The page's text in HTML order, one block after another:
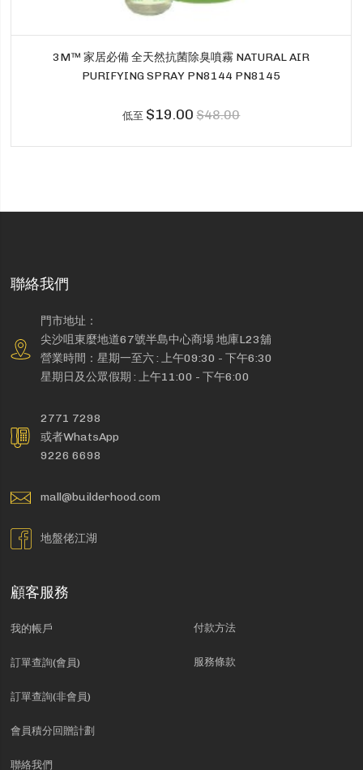
3M™ 家居必備 全天然抗菌除臭噴霧 NATURAL AIR
PURIFYING SPRAY PN8144 PN8145
低至 $19.00 $48.00
聯絡我們
門市地址：
尖沙咀東麼地道67號半島中心商場 地庫L23舖
營業時間：星期一至六 : 上午09:30 - 下午6:30
星期日及公眾假期 : 上午11:00 - 下午6:00
2771 7298
或者WhatsApp
9226 6698
mall@builderhood.com
地盤佬江湖
顧客服務
我的帳戶
訂單查詢(會員)
訂單查詢(非會員)
會員積分回贈計劃
聯絡我們
付款方法
服務條款